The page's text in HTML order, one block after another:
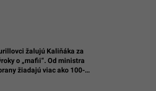
žalujú Kaliňáka za
o „mafii“. Od ministra
žiadajú viac ako 100-